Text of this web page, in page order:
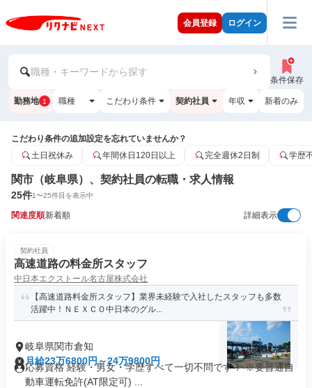
会員登録 ログイン
職種・キーワードから探す
条件保存
勤務地 1 職種 こだわり条件 契約社員 年収 新着のみ
こだわり条件の追加設定を忘れていませんか？
土日祝休み
年間休日120日以上 完全週休2日制 学歴
関市（岐阜県）、契約社員の転職・求人情報
25件1〜25件目を表示中
関連度順新着順 詳細表示
契約社員
高速道路の料金所スタッフ
中日本エクストール名古屋株式会社
【高速道路料金所スタッフ】業界未経験で入社したスタッフも多数
活躍中！ＮＥＸＣＯ中日本のグル...
岐阜県関市倉知
月給23万6800円～24万9800円
応募資格 経験・男女・学歴すべて一切不問です！ ※要普通自
動車運転免許(AT限定可) ...